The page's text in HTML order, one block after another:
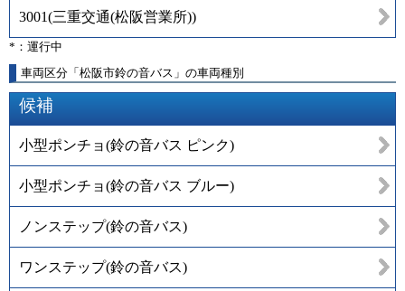
3001(三重交通(松阪営業所))
*：運行中
車両区分「松阪市鈴の音バス」の車両種別
候補
小型ポンチョ(鈴の音バス ピンク)
小型ポンチョ(鈴の音バス ブルー)
ノンステップ(鈴の音バス)
ワンステップ(鈴の音バス)